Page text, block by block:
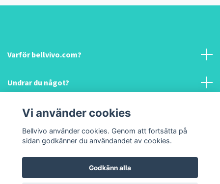
Varför bellvivo.com?
Undrar du något?
Information & hjälp!
Sociala medier
Vi använder cookies
Bellvivo använder cookies. Genom att fortsätta på
sidan godkänner du användandet av cookies.
Godkänn alla